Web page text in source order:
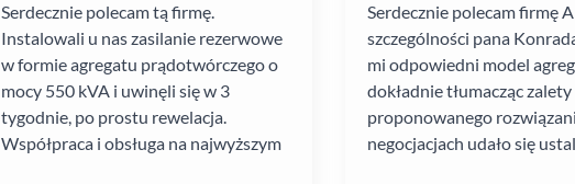
Serdecznie polecam tą firmę.
Instalowali u nas zasilanie rezerwowe
w formie agregatu prądotwórczego o
mocy 550 kVA i uwinęli się w 3
tygodnie, po prostu rewelacja.
Współpraca i obsługa na najwyższym
Serdecznie polecam firmę
szczególności pana
mi odpowiedni model
dokładnie tłumacząc zalety
proponowanego
negocjacjach udało się